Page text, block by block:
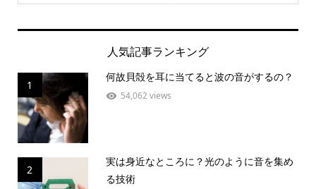
人気記事ランキング
1
何故貝殻を耳に当てると波の音がするの？
54,062 views
2
実は身近なところに？光のように音を集め
る技術